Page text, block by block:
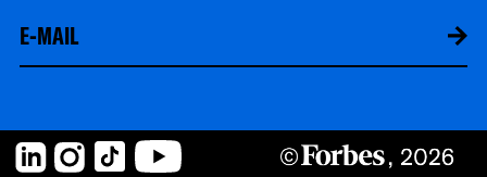
LinkedInInstagram
TikTok